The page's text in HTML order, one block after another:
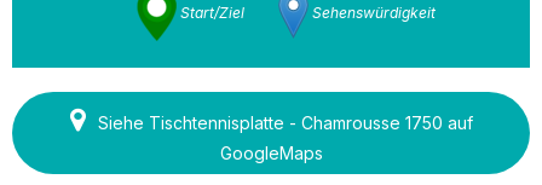
Start/Ziel Sehenswürdigkeit
Siehe Tischtennisplatte - Chamrousse 1750 auf
GoogleMaps